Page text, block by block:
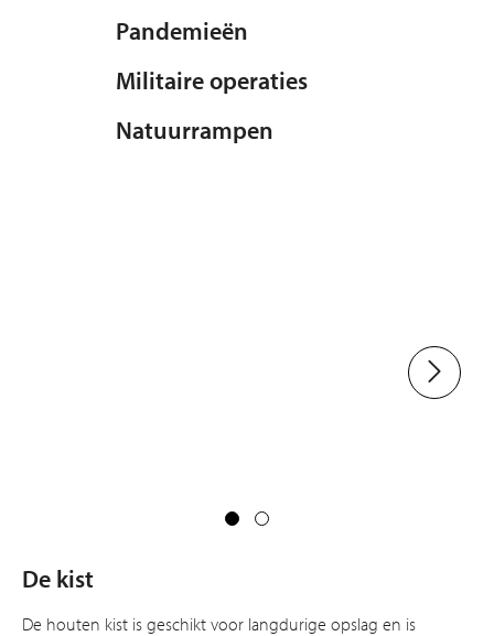
Pandemieën
Militaire operaties
Natuurrampen
De kist
De houten kist is geschikt voor langdurige opslag en is